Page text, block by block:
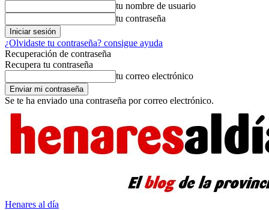
tu nombre de usuario
tu contraseña
¿Olvidaste tu contraseña? consigue ayuda
Recuperación de contraseña
Recupera tu contraseña
tu correo electrónico
Se te ha enviado una contraseña por correo electrónico.
Henares al día